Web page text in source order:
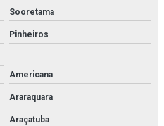
Sooretama
Pinheiros
Americana
Araraquara
Araçatuba